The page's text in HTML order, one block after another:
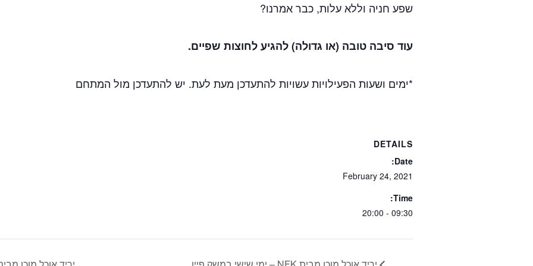
שפע חניה וללא עלות, כבר אמרנו?
עוד סיבה טובה (או גדולה) להגיע לחוצות שפיים.
*ימים ושעות הפעילויות עשויות להתעדכן מעת לעת. יש להתעדכן מול המתחם
DETAILS
Date:
February 24, 2021
Time:
09:30 - 20:00